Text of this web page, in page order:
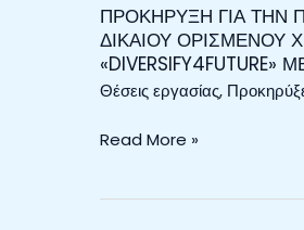
ΠΡΟΓΡΑΜΜΑΤΟΣ
«ΠΕΚΑ
ΟΠΘΣ
2024-
ΜΕ
(01.3032402/001).
ΕΡΓΑΣΙΑΣ
ΙΔΙΩΤΙΚΟΥ
ΔΙΚΑΙΟΥ
ΟΡΙΣΜΕΝΟΥ
ΓΙΑ
ΑΝΑΓΚΕΣ
ΠΡΟΚΗΡΥΞΗ ΓΙΑ ΤΗΝ
ΔΙΚΑΙΟΥ ΟΡΙΣΜΕΝΟΥ
Θέσεις εργασίας,
ΠΡΟΚΗΡΥΞΗ
ΓΙΑ
ΤΗΝ
ΠΡΟΣΛΗΨΗ
ΑΤΟΜΟΥ
ΣΥΜΒΑΣΗ
Read More »